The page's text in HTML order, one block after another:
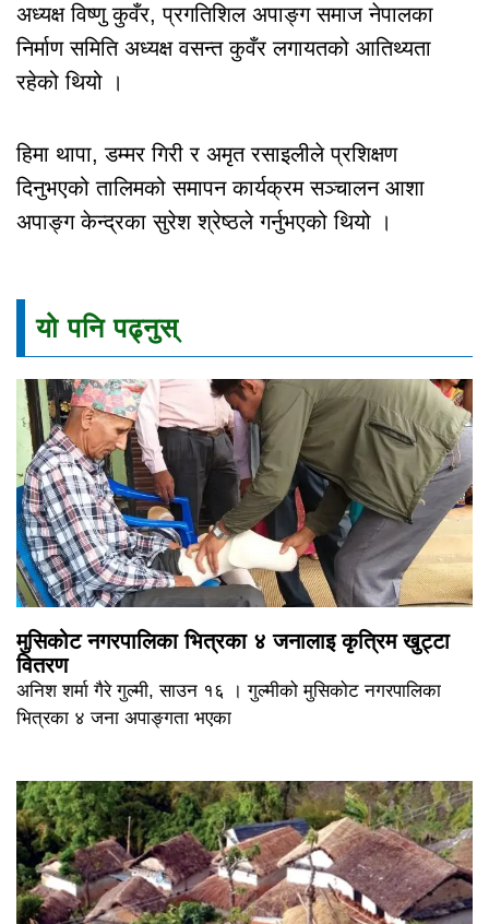
अध्यक्ष विष्णु कुवँर, प्रगतिशिल अपाङ्ग समाज नेपालका
निर्माण समिति अध्यक्ष वसन्त कुवँर लगायतको आतिथ्यता
रहेको थियो ।
हिमा थापा, डम्मर गिरी र अमृत रसाइलीले प्रशिक्षण
दिनुभएको तालिमको समापन कार्यक्रम सञ्चालन आशा
अपाङ्ग केन्द्रका सुरेश श्रेष्ठले गर्नुभएको थियो ।
यो पनि पढ्नुस्
मुसिकोट नगरपालिका भित्रका ४ जनालाइ कृत्रिम खुट्टा
वितरण
अनिश शर्मा गैरे गुल्मी, साउन १६ । गुल्मीको मुसिकोट नगरपालिका
भित्रका ४ जना अपाङ्गता भएका